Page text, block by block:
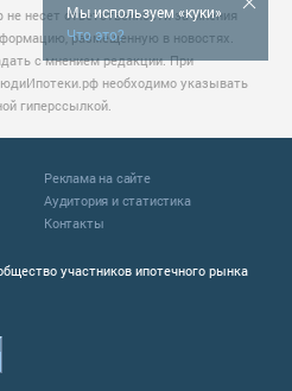
Мы используем «куки»
Что это?
несет ответственности за мнения
размещенную в новостях.
с мнением редакции. При
необходимо указывать
гиперссылкой.
участников ипотечного рынка
Реклама на сайте
Аудитория и статистика
Контакты